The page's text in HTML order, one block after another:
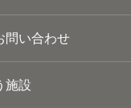
問い合わせ
施設